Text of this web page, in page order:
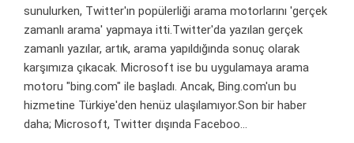
sunulurken, Twitter'ın popülerliği arama motorlarını 'gerçek
zamanlı arama' yapmaya itti.Twitter'da yazılan gerçek
zamanlı yazılar, artık, arama yapıldığında sonuç olarak
karşımıza çıkacak. Microsoft ise bu uygulamaya arama
motoru "bing.com" ile başladı. Ancak, Bing.com'un bu
hizmetine Türkiye'den henüz ulaşılamıyor.Son bir haber
daha; Microsoft, Twitter dışında Faceboo...